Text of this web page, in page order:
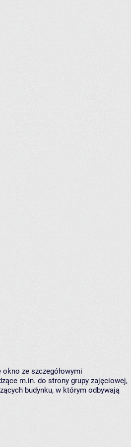
ze szczegółowymi
m.in. do strony grupy zajęciowej,
budynku, w którym odbywają